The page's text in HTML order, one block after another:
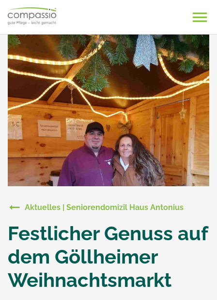
content
Aktuelles | Seniorendomizil Haus Antonius
Festlicher Genuss auf
dem Göllheimer
Weihnachtsmarkt